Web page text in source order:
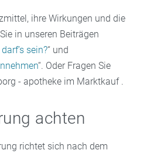
Ihre Fragen zum Thema
zu stellen. Wir helfen
mit der exakten
zu finden.
ihre Wirkungen und die
in unseren Beiträgen
sein?“ und
“. Oder Fragen Sie
- apotheke im Marktkauf .
achten
richtet sich nach dem